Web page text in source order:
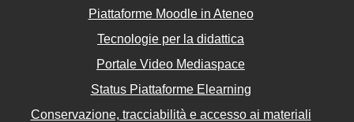
Piattaforme Moodle in Ateneo
Tecnologie per la didattica
Portale Video Mediaspace
Status Piattaforme Elearning
Conservazione, tracciabilità e accesso ai materiali